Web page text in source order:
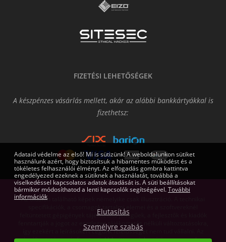
FIZETÉSI LEHETŐSÉGEK
A készpénzes vásárlás mellett, akár az alábbi bankkártyákkal is
fizethetsz:
Az oldalon található képek némelyike csak illusztráció. A technikai
specifikációk, a csomagok tartalmi elemei és a szoftvereknél
feltüntetett gépigények tájékoztató jellegűek, a fejlesztők és kiadók
fenntartják a jogot az esetleges tájékoztatás nélküli változtatásokra,
így ezekért a leírásokért cégünk felelősséget nem tud vállalni. Az
árváltoztatás jogát fenntartjuk! Az itt megjelent írásos anyagok a
Adataid védelme az első! Mi is sütizünk! A weboldalunkon sütiket
használunk azért, hogy biztosítsuk a hibamentes működést és a
tökéletes felhasználói élményt. Az elfogadás gombra kattintva
engedélyezed ezeknek a sütiknek a használatát, továbbá a
viselkedéssel kapcsolatos adatok átadását is. A süti beállításokat
bármikor módosíthatod a lenti kapcsolók segítségével.További
információk
Elutasítás
Személyre szabás